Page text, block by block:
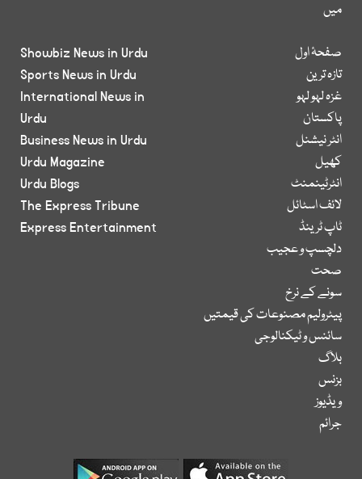
میں
صفحۂ اول
تازہ ترین
غزہ لہو لہو
پاکستان
انٹر نیشنل
کھیل
انٹرٹینمنٹ
لائف اسٹائل
ٹاپ ٹرینڈ
دلچسپ و عجیب
صحت
سونے کے نرخ
پیٹرولیم مصنوعات کی قیمتیں
سائنس و ٹیکنالوجی
بلاگ
بزنس
ویڈیوز
جرائم
Showbiz News in Urdu
Sports News in Urdu
International News in
Urdu
Business News in Urdu
Urdu Magazine
Urdu Blogs
The Express Tribune
Express Entertainment